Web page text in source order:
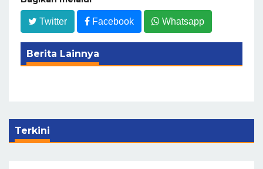
Twitter Facebook Whatsapp
Berita Lainnya
Terkini